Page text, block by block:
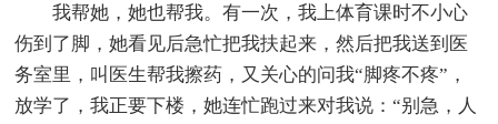
我帮她，她也帮我。有一次，我上体育课时不小心
伤到了脚，她看见后急忙把我扶起来，然后把我送到医
务室里，叫医生帮我擦药，又关心的问我“脚疼不疼”，
放学了，我正要下楼，她连忙跑过来对我说：“别急，人